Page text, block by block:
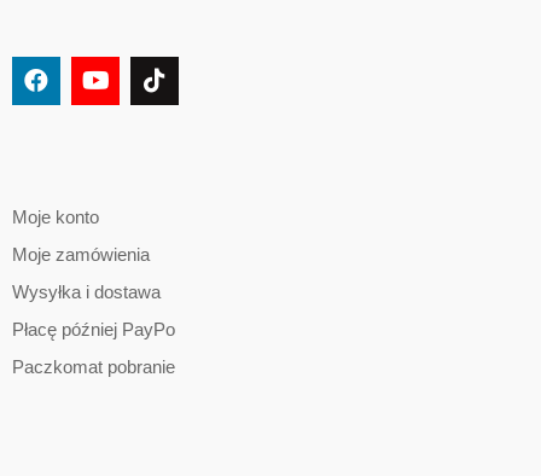
Moje konto
Moje zamówienia
Wysyłka i dostawa
Płacę później PayPo
Paczkomat pobranie